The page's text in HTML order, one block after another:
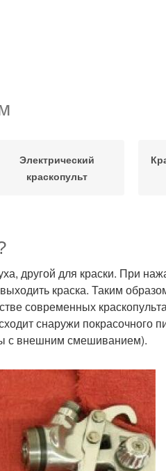
Электрический
краскопульт
дру­гой для крас­ки. При
крас­ка. Таким
совре­мен­ных
сна­ру­жи покра­соч­но­го
с внеш­ним сме­ши­ва­ни­ем).